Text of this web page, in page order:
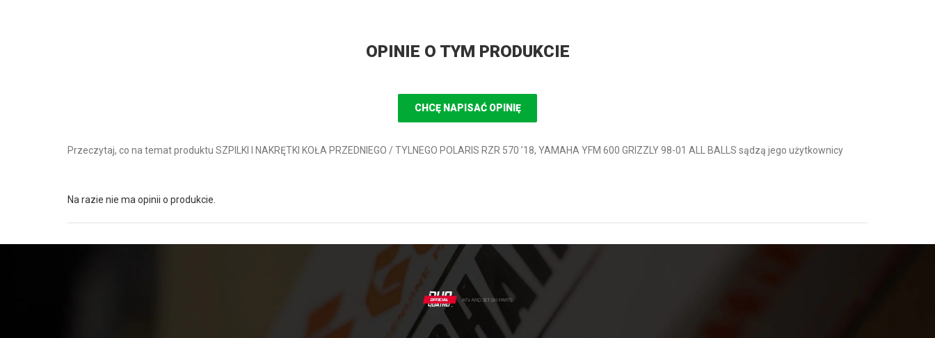
OPINIE O TYM PRODUKCIE
CHCĘ NAPISAĆ OPINIĘ
Przeczytaj, co na temat produktu SZPILKI I NAKRĘTKI KOŁA PRZEDNIEGO / TYLNEGO POLARIS RZR 570 ’18, YAMAHA YFM 600 GRIZZLY 98-01 ALL BALLS sądzą jego użytkownicy
Na razie nie ma opinii o produkcie.